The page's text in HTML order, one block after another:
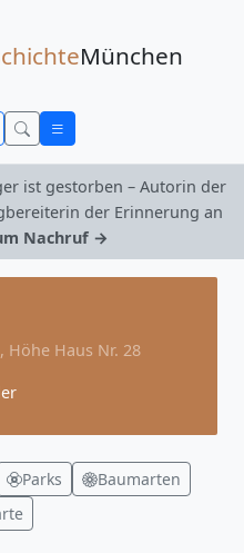
München
ist gestorben – Autorin der
der Erinnerung an
Nachruf →
Haus Nr. 28
Parks
Baumarten